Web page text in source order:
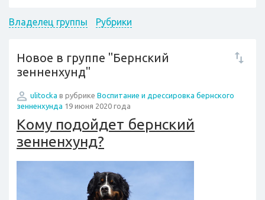
Владелец группы Рубрики
Новое в группе "Бернский
зенненхунд"
ulitocka в рубрике Воспитание и дрессировка бернского
зенненхунда 19 июня 2020 года
Кому подойдет бернский
зенненхунд?